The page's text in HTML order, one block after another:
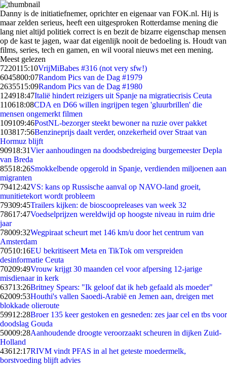
Danny is de initiatiefnemer, oprichter en eigenaar van FOK.nl. Hij is
maar zelden serieus, heeft een uitgesproken Rotterdamse mening die
lang niet altijd politiek correct is en bezit de bizarre eigenschap mensen
op de kast te jagen, waar dat eigenlijk nooit de bedoeling is. Houdt van
films, series, tech en gamen, en wil vooral nieuws met een mening.
Meest gelezen
7220115:10VrijMiBabes #316 (not very sfw!)
6045800:07Random Pics van de Dag #1979
2635515:09Random Pics van de Dag #1980
124918:47Italië hindert reizigers uit Spanje na migratiecrisis Ceuta
110618:08CDA en D66 willen ingrijpen tegen 'gluurbrillen' die
mensen ongemerkt filmen
109109:46PostNL-bezorger steekt bewoner na ruzie over pakket
103817:56Benzineprijs daalt verder, onzekerheid over Straat van
Hormuz blijft
90918:31Vier aanhoudingen na doodsbedreiging burgemeester Depla
van Breda
85518:26Smokkelbende opgerold in Spanje, verdienden miljoenen aan
migranten
79412:42VS: kans op Russische aanval op NAVO-land groeit,
munitietekort wordt probleem
79309:45Trailers kijken: de bioscoopreleases van week 32
78617:47Voedselprijzen wereldwijd op hoogste niveau in ruim drie
jaar
78009:32Wegpiraat scheurt met 146 km/u door het centrum van
Amsterdam
70510:16EU bekritiseert Meta en TikTok om verspreiden
desinformatie Ceuta
70209:49Vrouw krijgt 30 maanden cel voor afpersing 12-jarige
misdienaar in kerk
63713:26Britney Spears: "Ik geloof dat ik heb gefaald als moeder"
62009:53Houthi's vallen Saoedi-Arabië en Jemen aan, dreigen met
blokkade olieroute
59912:28Broer 135 keer gestoken en gesneden: zes jaar cel en tbs voor
doodslag Gouda
50009:28Aanhoudende droogte veroorzaakt scheuren in dijken Zuid-
Holland
43612:17RIVM vindt PFAS in al het geteste moedermelk,
borstvoeding blijft advies